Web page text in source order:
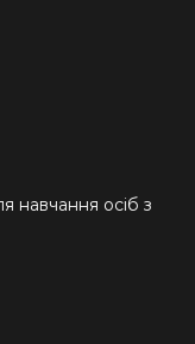
навчання осіб з